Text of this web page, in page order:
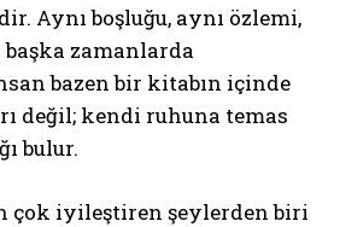
Aynı boşluğu, aynı özlemi,
başka zamanlarda
bazen bir kitabın içinde
değil; kendi ruhuna temas
bulur.
çok iyileştiren şeylerden biri